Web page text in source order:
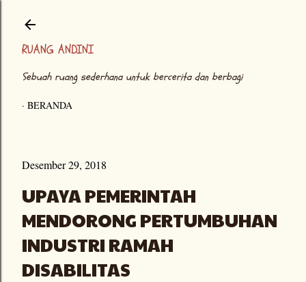
RUANG ANDINI
Sebuah ruang sederhana untuk bercerita dan berbagi
BERANDA
Desember 29, 2018
UPAYA PEMERINTAH
MENDORONG PERTUMBUHAN
INDUSTRI RAMAH
DISABILITAS